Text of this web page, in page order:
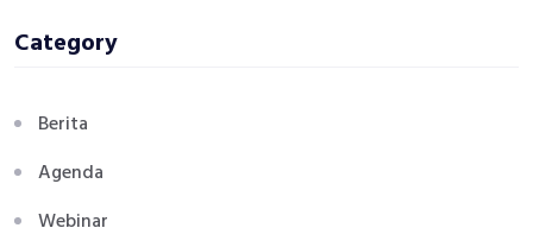
Category
Berita
Agenda
Webinar